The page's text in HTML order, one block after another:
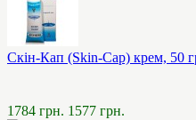
Скін-Кап (Skin-Cap) крем, 50
1784 грн. 1577 грн.